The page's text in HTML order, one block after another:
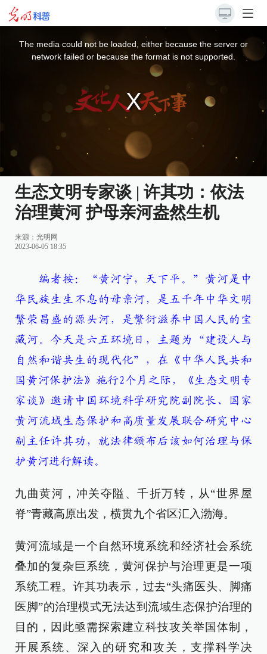
The media could not be loaded, either because the server or
network failed or because the format is not supported.
生态文明专家谈 | 许其功：依法
治理黄河 护母亲河盎然生机
来源： 光明网
2023-06-05 18:35
编者按：“黄河宁，天下平。”黄河是中
华民族生生不息的母亲河，是五千年中华文明
繁荣昌盛的源头河，是繁衍滋养中国人民的宝
藏河。今天是六五环境日，主题为“建设人与
自然和谐共生的现代化”，在《中华人民共和
国黄河保护法》施行2个月之际，《生态文明专
家谈》邀请中国环境科学研究院副院长、国家
黄河流域生态保护和高质量发展联合研究中心
副主任许其功，就法律颁布后该如何治理与保
护黄河进行解读。
九曲黄河，冲关夺隘、千折万转，从“世界屋
脊”青藏高原出发，横贯九个省区汇入渤海。
黄河流域是一个自然环境系统和经济社会系统
叠加的复杂巨系统，黄河保护与治理更是一项
系统工程。许其功表示，过去“头痛医头、脚痛
医脚”的治理模式无法达到流域生态保护治理的
目的，因此亟需探索建立科技攻关举国体制，
开展系统、深入的研究和攻关，支撑科学决